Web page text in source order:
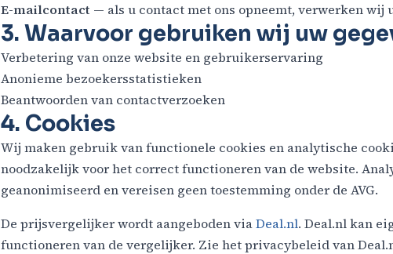
E-mailcontact — als u contact met ons opneemt, verwerken wij
3. Waarvoor gebruiken wij uw
Verbetering van onze website en gebruikerservaring
Anonieme bezoekersstatistieken
Beantwoorden van contactverzoeken
4. Cookies
Wij maken gebruik van functionele cookies en analytische
noodzakelijk voor het correct functioneren van de website.
geanonimiseerd en vereisen geen toestemming onder de AVG.
De prijsvergelijker wordt aangeboden viaDeal.nl. Deal.nl kan
functioneren van de vergelijker. Zie het privacybeleid van